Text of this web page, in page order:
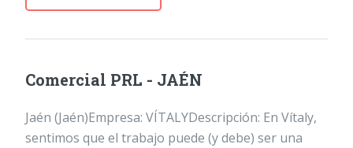
Comercial PRL - JAÉN
Jaén (Jaén)Empresa: VÍTALYDescripción: En Vítaly,
sentimos que el trabajo puede (y debe) ser una